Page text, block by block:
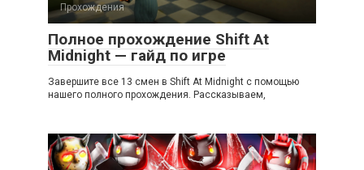
Прохождения
Полное прохождение Shift At
Midnight — гайд по игре
Завершите все 13 смен в Shift At Midnight с помощью
нашего полного прохождения. Рассказываем,